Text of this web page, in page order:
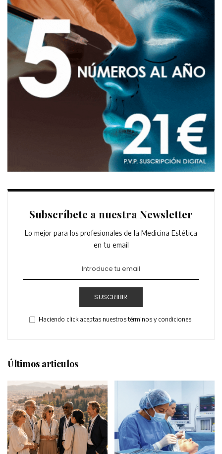
Subscríbete a nuestra Newsletter
Lo mejor para los profesionales de la Medicina Estética
en tu email
SUSCRIBIR
Haciendo click aceptas nuestros términos y condiciones.
Últimos articulos